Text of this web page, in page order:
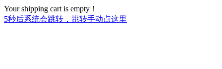
Your shipping cart is empty！
5秒后系统会跳转，跳转手动点这里